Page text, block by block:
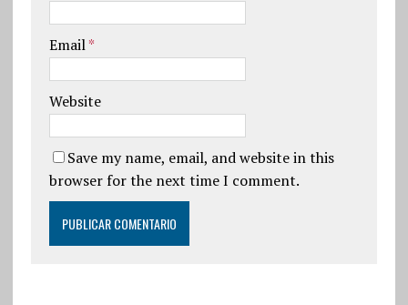
Email*
Website
Save my name, email, and website in this
browser for the next time I comment.